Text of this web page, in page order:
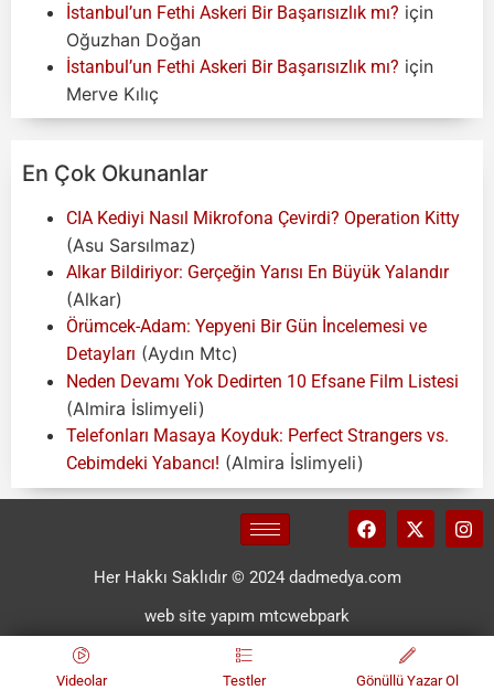
İstanbul’un Fethi Askeri Bir Başarısızlık mı? için
Oğuzhan Doğan
İstanbul’un Fethi Askeri Bir Başarısızlık mı? için
Merve Kılıç
En Çok Okunanlar
CIA Kediyi Nasıl Mikrofona Çevirdi? Operation Kitty
(Asu Sarsılmaz)
Alkar Bildiriyor: Gerçeğin Yarısı En Büyük Yalandır
(Alkar)
Örümcek-Adam: Yepyeni Bir Gün İncelemesi ve
Detayları (Aydın Mtc)
Neden Devamı Yok Dedirten 10 Efsane Film Listesi
(Almira İslimyeli)
Telefonları Masaya Koyduk: Perfect Strangers vs.
Cebimdeki Yabancı! (Almira İslimyeli)
Her Hakkı Saklıdır © 2024 dadmedya.com
web site yapım mtcwebpark
Videolar Testler Gönüllü Yazar Ol